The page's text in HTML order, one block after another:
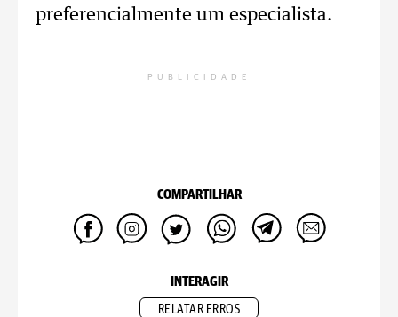
preferencialmente um especialista.
PUBLICIDADE
COMPARTILHAR
INTERAGIR
RELATAR ERROS